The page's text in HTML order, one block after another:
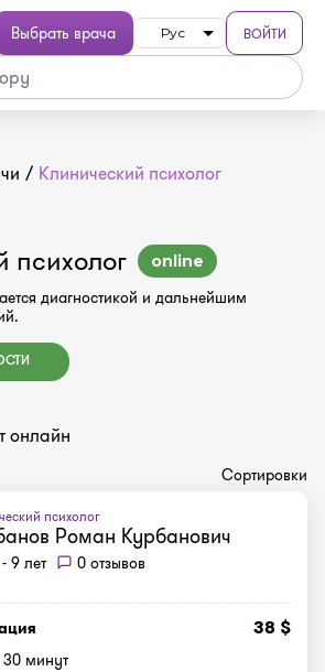
Выбрать врача Рус ВОЙТИ
/ Клинический психолог
психолог online
диагностикой и дальнейшим
онлайн
Сортировки
психолог
Роман Курбанович
- 9 лет 0 отзывов
38 $
30 минут